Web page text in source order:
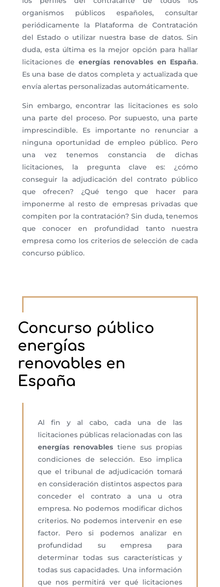
organismos públicos españoles, consultar
periódicamente la Plataforma de Contratación
del Estado o utilizar nuestra base de datos. Sin
duda, esta última es la mejor opción para hallar
licitaciones de energías renovables en España.
Es una base de datos completa y actualizada que
envía alertas personalizadas automáticamente.
Sin embargo, encontrar las licitaciones es solo
una parte del proceso. Por supuesto, una parte
imprescindible. Es importante no renunciar a
ninguna oportunidad de empleo público. Pero
una vez tenemos constancia de dichas
licitaciones, la pregunta clave es: ¿cómo
conseguir la adjudicación del contrato público
que ofrecen? ¿Qué tengo que hacer para
imponerme al resto de empresas privadas que
compiten por la contratación? Sin duda, tenemos
que conocer en profundidad tanto nuestra
empresa como los criterios de selección de cada
concurso público.
Concurso público
energías
renovables en
España
Al fin y al cabo, cada una de las
licitaciones públicas relacionadas con las
energías renovables tiene sus propias
condiciones de selección. Eso implica
que el tribunal de adjudicación tomará
en consideración distintos aspectos para
conceder el contrato a una u otra
empresa. No podemos modificar dichos
criterios. No podemos intervenir en ese
factor. Pero si podemos analizar en
profundidad su empresa para
determinar todas sus características y
todas sus capacidades. Una información
que nos permitirá ver qué licitaciones